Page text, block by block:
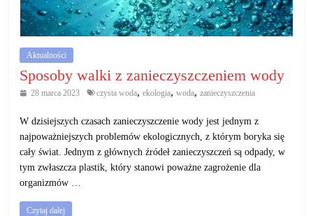
gospodarczą.
Porady
biznesowe
Aktualności
Sposoby walki z zanieczyszczeniem wody
28 marca 2023 czysta woda, ekologia, woda, zanieczyszczenia
W dzisiejszych czasach zanieczyszczenie wody jest jednym z
najpoważniejszych problemów ekologicznych, z którym boryka się
cały świat. Jednym z głównych źródeł zanieczyszczeń są odpady, w
tym zwłaszcza plastik, który stanowi poważne zagrożenie dla
organizmów …
Czytaj dalej